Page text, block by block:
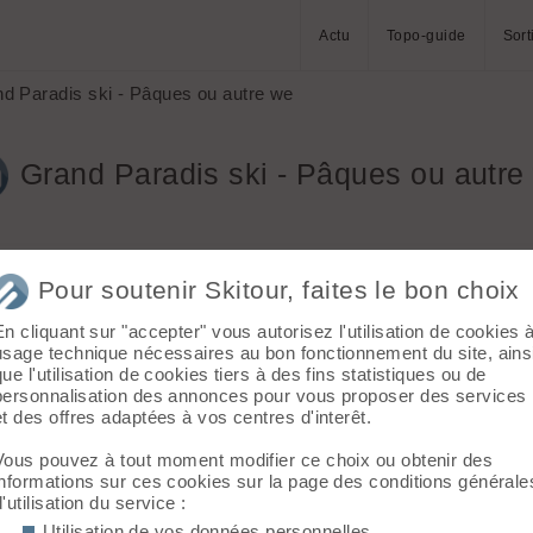
Actu Topo-guide
Paradis ski - Pâques ou autre we
Grand Paradis ski - Pâques ou autre
posant le vend ou le lundi), pour le Grand Paradis + autre
Pour soutenir Skitour, faites le bon choix
cliquant sur "accepter" vous autorisez l'utilisation de cookies à
technique nécessaires au bon fonctionnement du site,
l'utilisation de cookies tiers à des fins statistiques ou de
des annonces pour vous proposer des services
des offres adaptées à vos centres d'interêt.
pouvez à tout moment modifier ce choix ou obtenir des
sur ces cookies sur la page des conditions
du service :